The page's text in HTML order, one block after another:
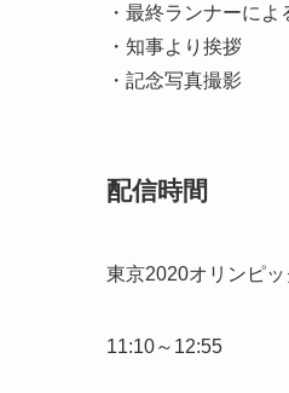
・最終ランナーに
・知事より挨拶
・記念写真撮影
配信時間
東京2020オリンピ
11:10～12:55